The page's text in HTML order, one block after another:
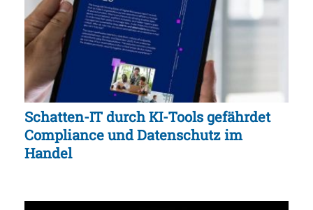
Schatten-IT durch KI-Tools gefährdet
Compliance und Datenschutz im
Handel